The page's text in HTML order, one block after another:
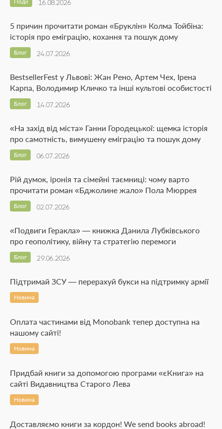
16.08.2026
5 причин прочитати роман «Бруклін» Колма Тойбіна:
історія про еміграцію, кохання та пошук дому
24.07.2026
Блог
BestsellerFest у Львові: Жан Рено, Артем Чех, Ірена
Карпа, Володимир Кличко та інші культові особистості
14.07.2026
Блог
«На захід від міста» Ганни Городецької: щемка історія
про самотність, вимушену еміграцію та пошук дому
06.07.2026
Блог
Рій думок, іронія та сімейні таємниці: чому варто
прочитати роман «Бджолине жало» Пола Мюррея
02.07.2026
Блог
«Подвиги Геракла» — книжка Данила Лубківського
про геополітику, війну та стратегію перемоги
29.06.2026
Блог
Підтримай ЗСУ — перерахуй букси на підтримку армії
Новина
Оплата частинами від Monobank тепер доступна на
нашому сайті!
Новина
Придбай книги за допомогою програми «єКнига» на
сайті Видавництва Старого Лева
Новина
Доставляємо книги за кордон! We send books abroad!